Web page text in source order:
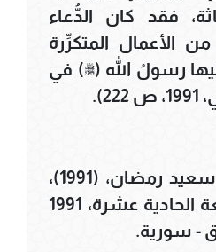
فقد كان الدُّعاء
من الأعمال المتكرِّرة
رسولُ الله (ﷺ) في
1. البوطي، محمد سعيد رمضان، (1991)،
فقه السيرة،الطَّبعة الحادية عشرة، 1991
- سورية.